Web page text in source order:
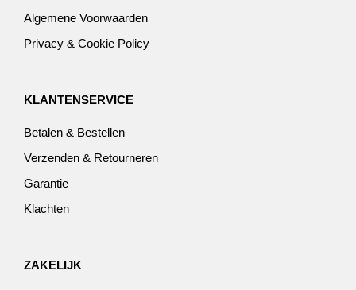
Algemene Voorwaarden
Privacy & Cookie Policy
KLANTENSERVICE
Betalen & Bestellen
Verzenden & Retourneren
Garantie
Klachten
ZAKELIJK